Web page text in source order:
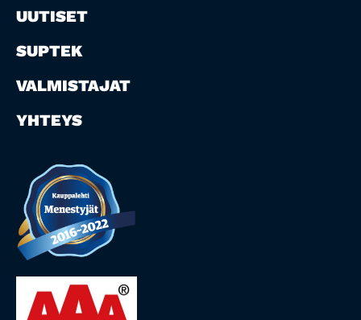
UUTISET
SUPTEK
VALMISTAJAT
YHTEYS